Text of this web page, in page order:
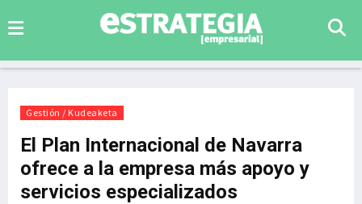
Gestión / Kudeaketa
El Plan Internacional de Navarra
ofrece a la empresa más apoyo y
servicios especializados